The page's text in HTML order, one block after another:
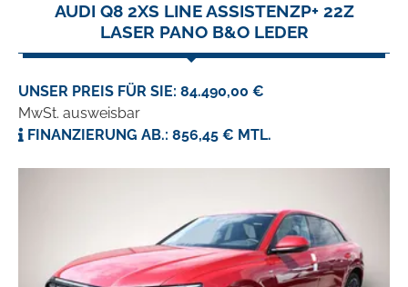
AUDI Q8 2XS LINE ASSISTENZP+ 22Z
LASER PANO B&O LEDER
UNSER PREIS FÜR SIE: 84.490,00 €
MwSt. ausweisbar
FINANZIERUNG AB.: 856,45 € MTL.